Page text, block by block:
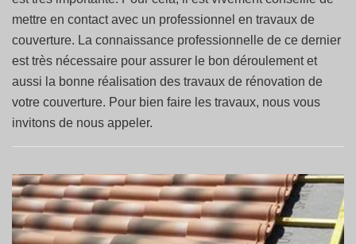
mettre en contact avec un professionnel en travaux de
couverture. La connaissance professionnelle de ce dernier
est très nécessaire pour assurer le bon déroulement et
aussi la bonne réalisation des travaux de rénovation de
votre couverture. Pour bien faire les travaux, nous vous
invitons de nous appeler.